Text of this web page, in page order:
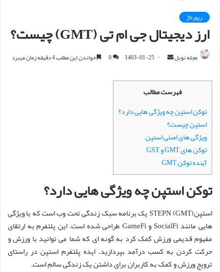
رپورتاژ
ارز دیجیتال جی ام تی (GMT) چیست؟
مجله نوبل
س
ا
ا
ی
م
ی
ل
1403-01-25
0 خواندن این مطلب 4 دقیقه زمان میبرد
فهرست مطالب
توکن استپن چه ویژگی هایی دارد؟
استپن چیست؟
ویژگی های اصلی استپن
توکن های GMT و GST
آینده توکن GMT
توکن استپن چه ویژگی هایی دارد؟
استپنSTEPN (GMT) یک برنامه سبک زندگی تحت وب است که با ویژگی
هایی مانند SocialFi و GameFi طراحی شده است. این پلتفرم به ارتقای
مفهوم قدیمی ورزش کمک کرد به گونه ای که شما می توانید با ورزش و
حرکت کردن به کسب درآمد بپردازید. ایده پلتفرم استپن در راستای
ترویج ورزش و کمک به کاربران برای داشتن یک زندگی سالم است.